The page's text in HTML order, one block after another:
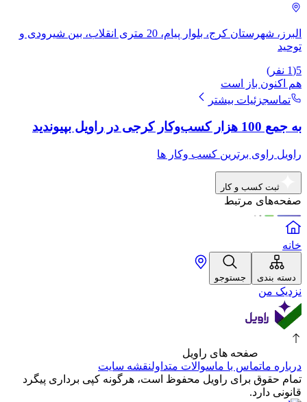
البرز، شهرستان کرج، بلوار پیام، 20 متری انقلاب، بین شیرودی و
توحید
5
(
1 نفر)
هم اکنون باز است
تماسجزئیات بیشتر
به جمع 100 هزار کسب‌وکار کرجی در راویل بپیوندید
راویل راوی برترین کسب وکار ها
ثبت کسب و کار
صفحه‌های مرتبط
خانه
دسته بندی جستوجو
نزدیک من
صفحه های راویل
درباره ماتماس با ماسوالات متداولنقشه سایت
تمام حقوق برای راویل محفوظ است، هرگونه کپی برداری پیگرد
قانونی دارد.